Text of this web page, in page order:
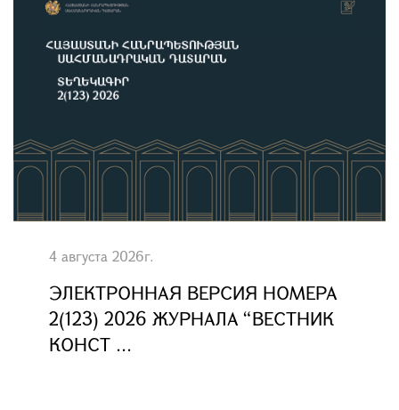
4 августа 2026г.
ЭЛЕКТРОННАЯ ВЕРСИЯ НОМЕРА
2(123) 2026 ЖУРНАЛА “ВЕСТНИК
КОНСТ ...